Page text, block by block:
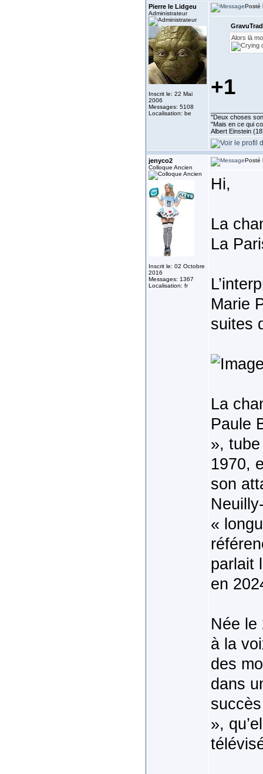
Pierre le Lidgeu
Administrateur
Inscrit le: 22 Mai
2006
Messages: 5108
Localisation: be
Posté
Alors là
+1
''Deux choses
"Mais en ce qui
Albert Einstein
jenyco2
Colloque Ancien
Inscrit le: 02 Octobre
2016
Messages: 1367
Localisation: fr
Posté
Hi,
La
La
Marie
suites
La
Paule
»,
1970,
son
«
parlait
en
Née le
à la
des
dans
»,